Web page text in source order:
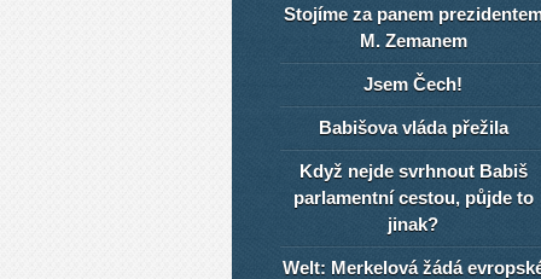
Stojíme za panem
M. Zemanem
Jsem Čech!
Babišova vláda přežila
Když nejde svrhnout Babiš
parlamentní cestou, půjde to
jinak?
Welt: Merkelová žádá